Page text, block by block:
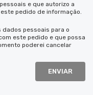
e que autorizo a
pedido de informação.
pessoais para o
este pedido e que possa
poderei cancelar
ENVIAR